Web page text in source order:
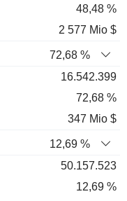
48,48 %
2 577 Mio $
72,68 %
16.542.399
72,68 %
347 Mio $
12,69 %
50.157.523
12,69 %